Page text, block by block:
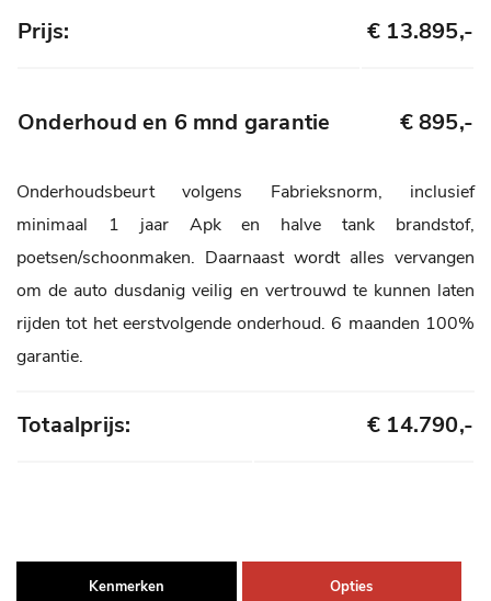
Prijs: € 13.895,-
Onderhoud en 6 mnd garantie € 895,-
Onderhoudsbeurt volgens Fabrieksnorm, inclusief
minimaal 1 jaar Apk en halve tank brandstof,
poetsen/schoonmaken. Daarnaast wordt alles vervangen
om de auto dusdanig veilig en vertrouwd te kunnen laten
rijden tot het eerstvolgende onderhoud. 6 maanden 100%
garantie.
Totaalprijs: € 14.790,-
Kenmerken Opties